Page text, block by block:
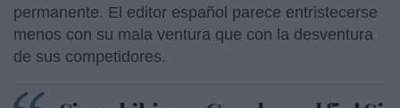
permanente. El editor español parece entristecerse
menos con su mala ventura que con la desventura
de sus competidores.